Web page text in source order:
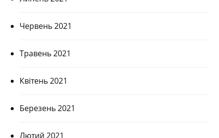
Червень 2021
Травень 2021
Квітень 2021
Березень 2021
Лютий 2021